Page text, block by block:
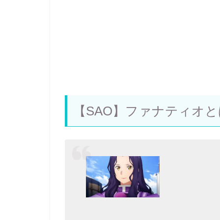
【SAO】ファナティオ